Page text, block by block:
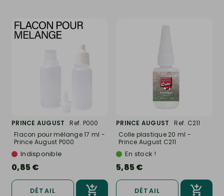
PRINCE AUGUST
Ref. P000
Flacon pour mélange 17 ml -
Prince August P000
Indisponible
0,85 €
DÉTAIL
PRINCE AUGUST
Ref. C211
Colle plastique 20 ml -
Prince August C211
En stock !
5,85 €
DÉTAIL